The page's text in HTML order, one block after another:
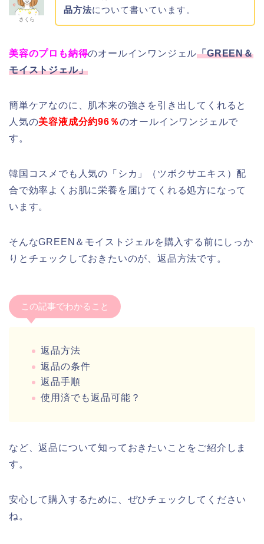
さくら
品方法について書いています。
美容のプロも納得のオールインワンジェル「GREEN＆
モイストジェル」
簡単ケアなのに、肌本来の強さを引き出してくれると
人気の美容液成分約96％のオールインワンジェルで
す。
韓国コスメでも人気の「シカ」（ツボクサエキス）配
合で効率よくお肌に栄養を届けてくれる処方になって
います。
そんなGREEN＆モイストジェルを購入する前にしっか
りとチェックしておきたいのが、返品方法です。
この記事でわかること
返品方法
返品の条件
返品手順
使用済でも返品可能？
など、返品について知っておきたいことをご紹介しま
す。
安心して購入するために、ぜひチェックしてください
ね。